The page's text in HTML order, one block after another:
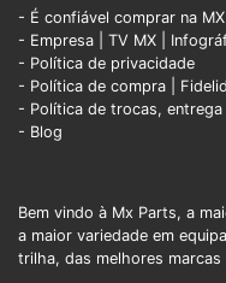
- É confiável comprar na
- Empresa
TV MX
- Política de privacidade
- Política de compra |
- Política de trocas, entrega
- Blog
Bem vindo à Mx Parts, a
a maior variedade em
trilha, das melhores marcas